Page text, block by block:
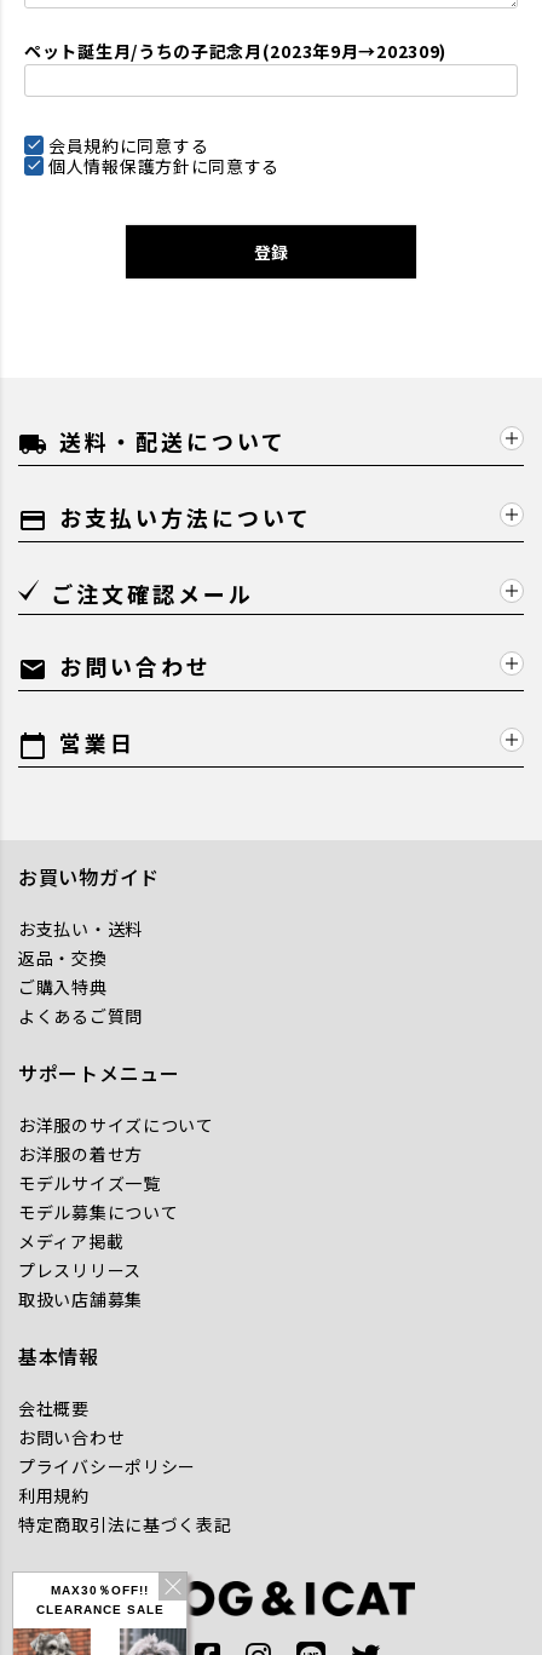
MAX30％OFF!!
CLEARANCE SALE
ペット誕生月/うちの子記念月(2023年9月→202309)
会員規約に同意する
個人情報保護方針 に同意する
登録
local_shipping 送料・配送について
payment お支払い方法について
ご注文確認メール
mail お問い合わせ
calendar_today 営業日
お買い物ガイド
お支払い・送料
返品・交換
ご購入特典
よくあるご質問
サポートメニュー
お洋服のサイズについて
お洋服の着せ方
モデルサイズ一覧
モデル募集について
メディア掲載
プレスリリース
取扱い店舗募集
基本情報
会社概要
お問い合わせ
プライバシーポリシー
利用規約
特定商取引法に基づく表記